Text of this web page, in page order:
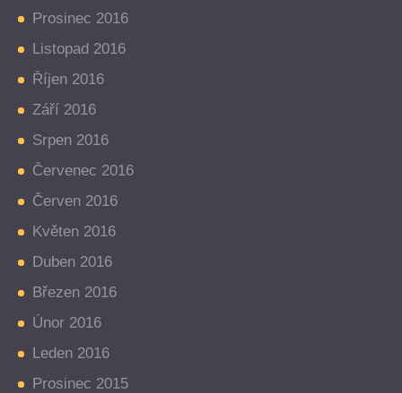
Prosinec 2016
Listopad 2016
Říjen 2016
Září 2016
Srpen 2016
Červenec 2016
Červen 2016
Květen 2016
Duben 2016
Březen 2016
Únor 2016
Leden 2016
Prosinec 2015